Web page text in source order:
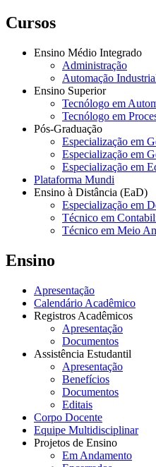
Cursos
Ensino Médio Integrado
Administração
Automação
Ensino Superior
Tecnólogo em
Tecnólogo em
Pós-Graduação
Especialização em
Especialização em
Especialização em
Plataforma Mundi
Ensino à Distância (EaD)
Especialização em
Técnico em
Técnico em Meio
Ensino
Apresentação
Calendário Acadêmico
Registros Acadêmicos
Apresentação
Documentos
Assistência Estudantil
Apresentação
Benefícios
Documentos
Editais
Corpo Docente
Equipe Multidisciplinar
Projetos de Ensino
Em Andamento